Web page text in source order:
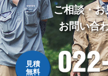
ご相談・
お問い合